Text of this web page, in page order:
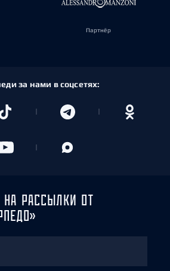
Партнёр
за нами в соцсетях:
РАССЫЛКИ ОТ